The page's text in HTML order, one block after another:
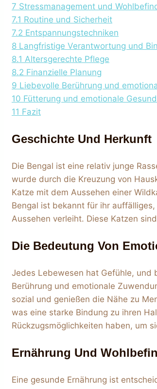
7 Stressmanagement und
7.1 Routine und Sicherheit
7.2 Entspannungstechniken
8 Langfristige Verantwortung und
8.1 Altersgerechte Pflege
8.2 Finanzielle Planung
9 Liebevolle Berührung und
10 Fütterung und emotionale
11 Fazit
Geschichte Und Herkunft
Die Bengal ist eine relativ junge
wurde durch die Kreuzung von
Katze mit dem Aussehen einer
Bengal ist bekannt für ihr
Aussehen verleiht. Diese Katzen
Die Bedeutung Von
Jedes Lebewesen hat Gefühle, und
Berührung und emotionale
sozial und genießen die Nähe zu
was eine starke Bindung zu ihren
Rückzugsmöglichkeiten haben, um
Ernährung Und
Eine gesunde Ernährung ist